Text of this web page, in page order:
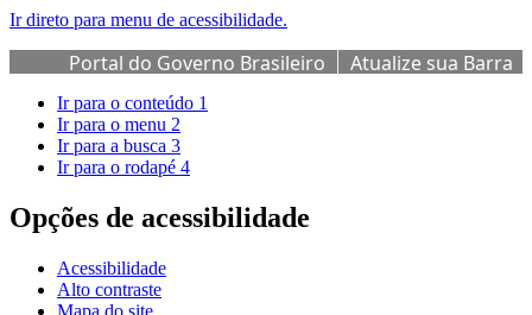
Ir direto para menu de acessibilidade.
Portal do Governo Brasileiro
Atualize sua Barra
de Governo
Ir para o conteúdo 1
Ir para o menu 2
Ir para a busca 3
Ir para o rodapé 4
Opções de acessibilidade
Acessibilidade
Alto contraste
Mapa do site